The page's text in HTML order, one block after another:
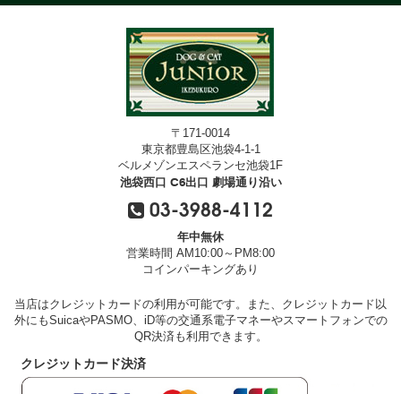
〒171-0014
東京都豊島区池袋4-1-1
ベルメゾンエスペランセ池袋1F
池袋西口 C6出口 劇場通り沿い
03-3988-4112
年中無休
営業時間 AM10:00～PM8:00
コインパーキングあり
当店はクレジットカードの利用が可能です。また、クレジットカード以
外にもSuicaやPASMO、iD等の交通系電子マネーやスマートフォンでの
QR決済も利用できます。
クレジットカード決済